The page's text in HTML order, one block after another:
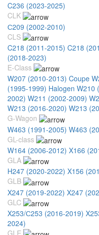
C236 (2023-2025)
CLK
С209 (2002-2010)
CLS
C218 (2011-2015) C218
(2018-2023)
E-Class
W207 (2010-2013) Coupe
(1995-1999) Halogen W210
2002) W211 (2002-2009)
W213 (2016-2020) W213
G-Wagon
W463 (1991-2005) W463
GL-class
W164 (2006-2012) X166
GLA
H247 (2020-2022) X156
GLB
X247 (2019-2022) X247
GLC
X253/С253 (2016-2019)
2024)
GLE